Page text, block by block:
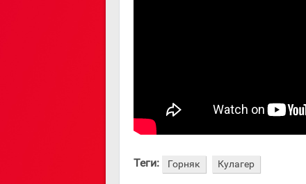
Теги: Горняк Кулагер